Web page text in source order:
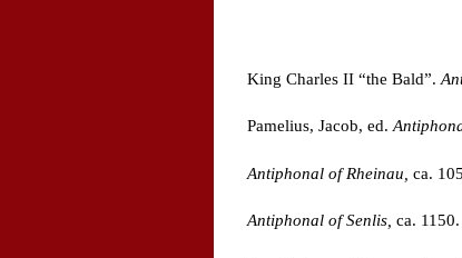
King Charles II “the Bald”.
Pamelius, Jacob, ed.
Antiphonal of Rheinau, ca.
Antiphonal of Senlis, ca.